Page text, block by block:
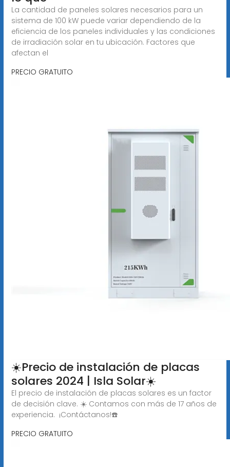
La cantidad de paneles solares necesarios para un
sistema de 100 kW puede variar dependiendo de la
eficiencia de los paneles individuales y las condiciones
de irradiación solar en tu ubicación. Factores que
afectan el
PRECIO GRATUITO
☀️Precio de instalación de placas
solares 2024 | Isla Solar☀️
El precio de instalación de placas solares es un factor
de decisión clave. ☀️ Contamos con más de 17 años de
experiencia. ️ ¡Contáctanos!☎️
PRECIO GRATUITO